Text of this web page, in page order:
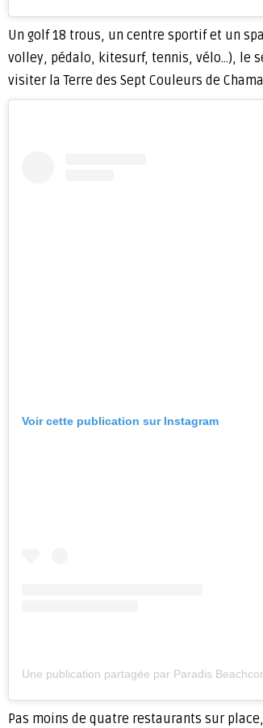
Un golf 18 trous, un centre sportif et un
volley, pédalo, kitesurf, tennis, vélo…), le
visiter la Terre des Sept Couleurs de
Voir cette publication sur Instagram
Une publication partagée par Paradis
Pas moins de quatre restaurants sur